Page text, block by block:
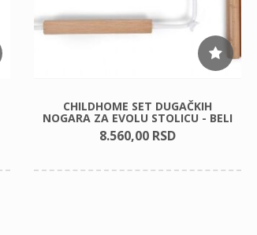
CHILDHOME SET DUGAČKIH
NOGARA ZA EVOLU STOLICU - BELI
8.560,00 RSD